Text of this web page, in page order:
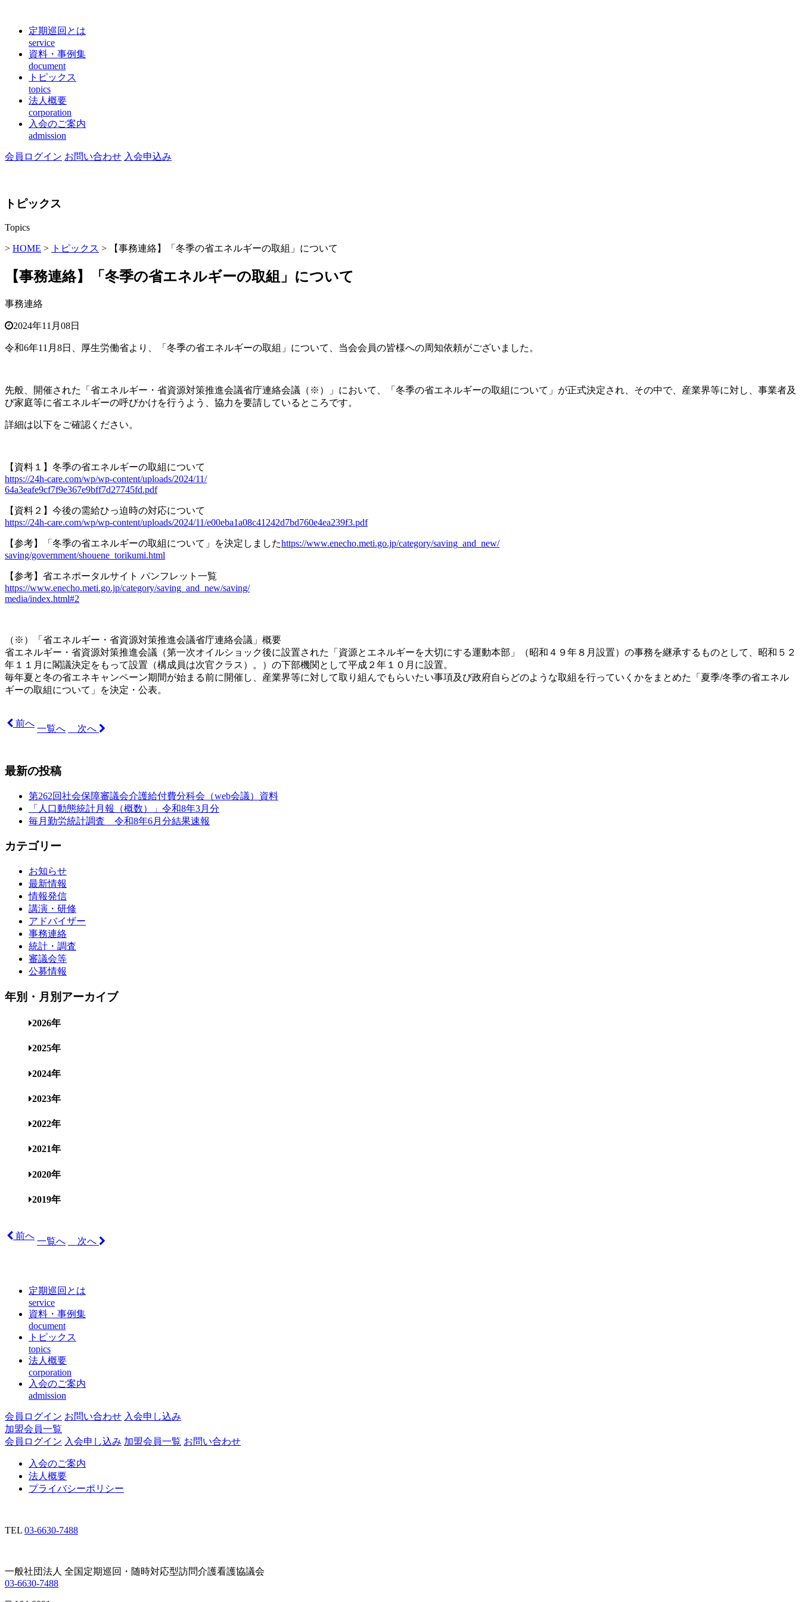
定期巡回とは
service
資料・事例集
document
トピックス
topics
法人概要
corporation
入会のご案内
admission
会員ログイン お問い合わせ 入会申込み
トピックス
Topics
> HOME > トピックス > 【事務連絡】「冬季の省エネルギーの取組」について
【事務連絡】「冬季の省エネルギーの取組」について
事務連絡
2024年11月08日
令和6年11月8日、厚生労働省より、「冬季の省エネルギーの取組」について、当会会員の皆様への周知依頼がございました。
先般、開催された「省エネルギー・省資源対策推進会議省庁連絡会議（ ※ ）」において、「冬季の省エネルギーの取組について」が正式決定され、その中で、産業界等に対し、事業者及
び家庭等に省エネルギーの呼びかけを行うよう、協力を要請しているところです。
詳細は以下をご確認ください。
【資料１】冬季の省エネルギーの取組について
https://24h-care.com/wp/wp-content/uploads/2024/11/
64a3eafe9cf7f9e367e9bff7d27745fd.pdf
【資料２】今後の需給ひっ迫時の対応について
https://24h-care.com/wp/wp-content/uploads/2024/11/e00eba1a08c41242d7bd760e4ea239f3.pdf
【参考】 「冬季の省エネルギーの取組について」を決定しましたhttps://www.enecho.meti.go.jp/category/saving_and_new/
saving/government/shouene_torikumi.html
【参考】省エネポータルサイト パンフレット一覧
https://www.enecho.meti.go.jp/category/saving_and_new/saving/
media/index.html#2
（ ※ ）「省エネルギー・省資源対策推進会議省庁連絡会議」概要
省エネルギー・省資源対策推進会議（第一次オイルショック後に設置された「資源とエネルギーを大切にする運動本部」（昭和４９年８月設置）の事務を継承するものとして、昭和５２
年１１月に閣議決定をもって設置（構成員は次官クラス）。）の下部機関として平成２年１０月に設置。
毎年夏と冬の省エネキャンペーン期間が始まる前に開催し、産業界等に対して取り組んでもらいたい事項及び政府自らどのような取組を行っていくかをまとめた「夏季/冬季の省エネル
ギーの取組について」を決定・公表。
前へ
一覧へ 次へ
最新の投稿
第262回社会保障審議会介護給付費分科会（web会議）資料
「人口動態統計月報（概数）」令和8年3月分
毎月勤労統計調査 令和8年6月分結果速報
カテゴリー
お知らせ
最新情報
情報発信
講演・研修
アドバイザー
事務連絡
統計・調査
審議会等
公募情報
年別・月別アーカイブ
2026年
2025年
2024年
2023年
2022年
2021年
2020年
2019年
前へ
一覧へ 次へ
定期巡回とは
service
資料・事例集
document
トピックス
topics
法人概要
corporation
入会のご案内
admission
会員ログイン お問い合わせ 入会申し込み
加盟会員一覧
会員ログイン 入会申し込み 加盟会員一覧 お問い合わせ
入会のご案内
法人概要
プライバシーポリシー
TEL 03-6630-7488
一般社団法人 全国定期巡回・随時対応型訪問介護看護協議会
03-6630-7488